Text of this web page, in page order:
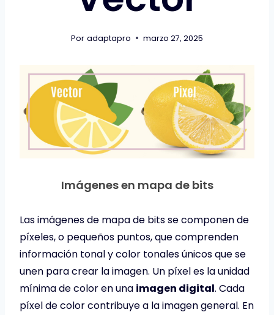
Por adaptapro marzo 27, 2025
Imágenes en mapa de bits
Las imágenes de mapa de bits se componen de
píxeles, o pequeños puntos, que comprenden
información tonal y color tonales únicos que se
unen para crear la imagen. Un píxel es la unidad
mínima de color en una imagen digital. Cada
píxel de color contribuye a la imagen general. En